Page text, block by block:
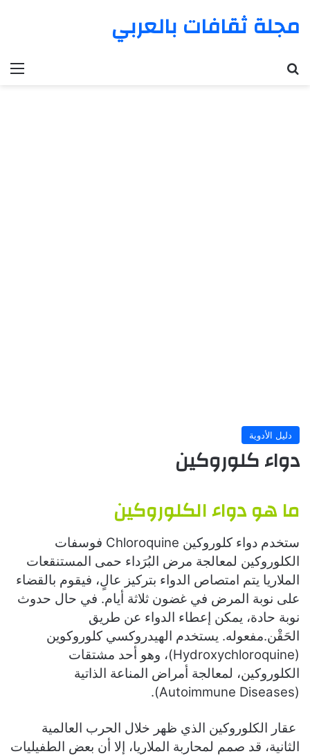
مجلة ثقافات بالعربي
دليل الأدوية
دواء كلوروكين
ما هو دواء الكلوروكين
ستخدم دواء كلوروكين Chloroquine فوسفات
الكلوروكين لمعالجة مرض البُرَداء حمى المستنقعات
الملاريا يتم امتصاص الدواء بتركيز عالٍ، فيقوم بالقضاء
على نوبة المرض في غضون ثلاثة أيام. في حال حدوث
نوبة حادة، يمكن إعطاء الدواء عن طريق
الحَقْن.مفعوله. يستخدم الهيدروكسي كلوروكوين
(Hydroxychloroquine)، وهو أحد مشتقات
الكلوروكين، لمعالجة أمراض المناعة الذاتية
(Autoimmune Diseases).
عقار الكلوروكين الذي ظهر خلال الحرب العالمية
الثانية، قد صمم لمحاربة الملاريا، إلا أن بعض الطفيليات